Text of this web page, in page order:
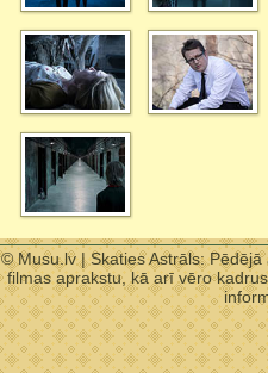
© Musu.lv | Skaties Astrāls:
filmas aprakstu, kā arī vēro